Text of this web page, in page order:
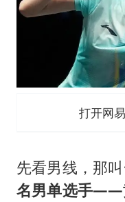
打开网
先看男线，那叫
名男单选手——